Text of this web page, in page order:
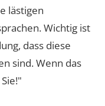
lästigen
Wichtig ist
dass diese
sind. Wenn das